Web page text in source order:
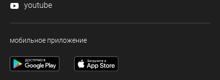
youtube
мобильное приложение